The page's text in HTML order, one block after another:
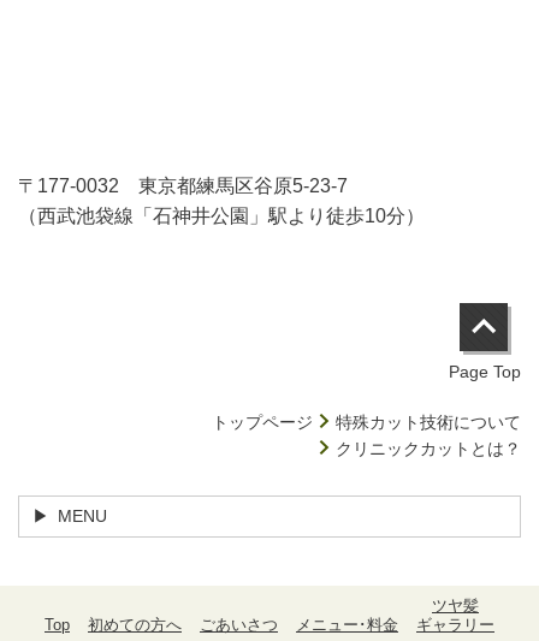
〒177-0032 東京都練馬区谷原5-23-7
（西武池袋線「石神井公園」駅より徒歩10分）
Page Top
トップページ
特殊カット技術について
クリニックカットとは？
MENU
Top 初めての方へ ごあいさつ メニュー･料金
ツヤ髪
ギャラリー